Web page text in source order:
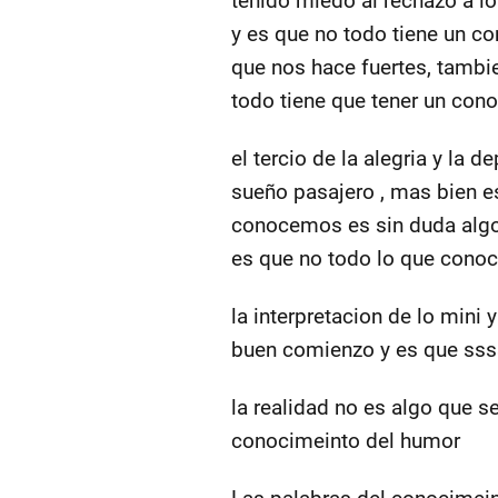
y es que no todo tiene un
que nos hace fuertes,
todo tiene que tener un
el tercio de la alegria y la
sueño pasajero , mas bien
conocemos es sin duda
es que no todo lo que
la interpretacion de lo mini
buen comienzo y es que
la realidad no es algo que
conocimeinto del humor